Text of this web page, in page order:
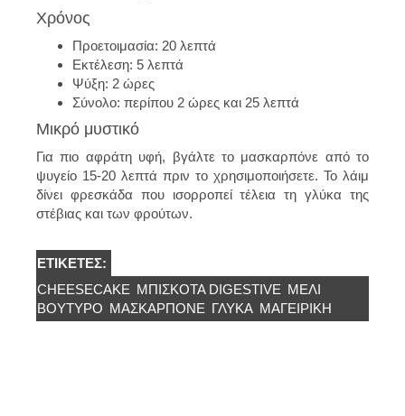
Χρόνος
Προετοιμασία: 20 λεπτά
Εκτέλεση: 5 λεπτά
Ψύξη: 2 ώρες
Σύνολο: περίπου 2 ώρες και 25 λεπτά
Μικρό μυστικό
Για πιο αφράτη υφή, βγάλτε το μασκαρπόνε από το
ψυγείο 15-20 λεπτά πριν το χρησιμοποιήσετε. Το λάιμ
δίνει φρεσκάδα που ισορροπεί τέλεια τη γλύκα της
στέβιας και των φρούτων.
ΕΤΙΚΈΤΕΣ:
CHEESECAKE ΜΠΙΣΚΌΤΑ DIGESTIVE ΜΕΛΙ
ΒΟΥΤΥΡΟ ΜΑΣΚΑΡΠΟΝΕ ΓΛΥΚΑ ΜΑΓΕΙΡΙΚΗ